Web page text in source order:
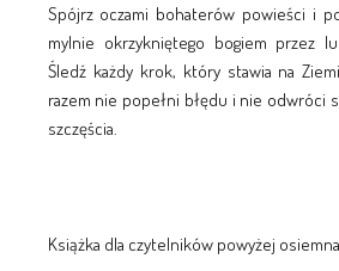
Spójrz oczami bohaterów powieści i
mylnie okrzykniętego bogiem przez
Śledź każdy krok, który stawia na
razem nie popełni błędu i nie odwróci
szczęścia.
Książka dla czytelników powyżej